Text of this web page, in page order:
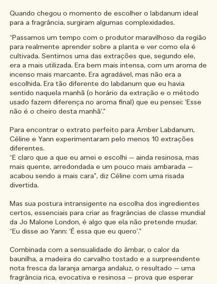
Quando chegou o momento de escolher o labdanum ideal
para a fragrância, surgiram algumas complexidades.
“Passamos um tempo com o produtor maravilhoso da região
para realmente aprender sobre a planta e ver como ela é
cultivada. Sentimos uma das extrações que, segundo ele,
era a mais utilizada. Era bem mais intensa, com um aroma de
incenso mais marcante. Era agradável, mas não era a
escolhida. Era tão diferente do labdanum que eu havia
sentido naquela manhã (o horário da extração e o método
usado fazem diferença no aroma final) que eu pensei: ‘Esse
não é o cheiro desta manhã’.”
Para encontrar o extrato perfeito para Amber Labdanum,
Céline e Yann experimentaram pelo menos 10 extrações
diferentes.
“E claro que a que eu amei e escolhi — ainda resinosa, mas
mais quente, arredondada e um pouco mais ambarada —
acabou sendo a mais cara”, diz Céline com uma risada
divertida.
Mas sua postura intransigente na escolha dos ingredientes
certos, essenciais para criar as fragrâncias de classe mundial
da Jo Malone London, é algo que ela não pretende mudar.
“Eu disse ao Yann: ‘É essa que eu quero’.”
Combinada com a sensualidade do âmbar, o calor da
baunilha, a madeira do carvalho tostado e a surpreendente
nota fresca da laranja amarga andaluz, o resultado — uma
fragrância rica, evocativa e resinosa — prova que esperar